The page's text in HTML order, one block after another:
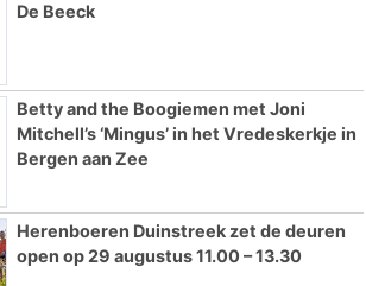
De Beeck
Betty and the Boogiemen met Joni
Mitchell’s ‘Mingus’ in het Vredeskerkje in
Bergen aan Zee
Herenboeren Duinstreek zet de deuren
open op 29 augustus 11.00 – 13.30